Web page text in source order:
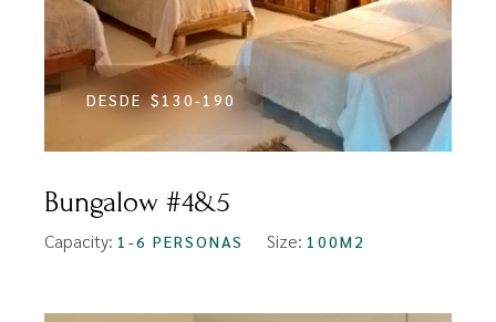
DESDE $130-190
Bungalow #4&5
Capacity: 1-6 PERSONAS Size: 100M2